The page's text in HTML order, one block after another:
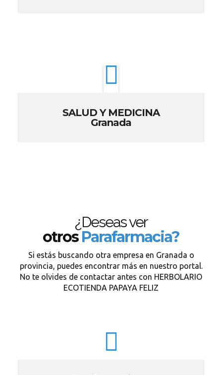
SALUD Y MEDICINA
Granada
¿Deseas ver
otrosParafarmacia?
Si estás buscando otra empresa en Granada o
provincia, puedes encontrar más en nuestro portal.
No te olvides de contactar antes con HERBOLARIO
ECOTIENDA PAPAYA FELIZ